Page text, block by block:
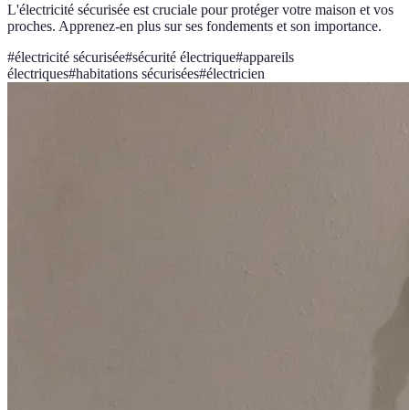
L'électricité sécurisée est cruciale pour protéger votre maison et vos
proches. Apprenez-en plus sur ses fondements et son importance.
#électricité sécurisée#sécurité électrique#appareils
électriques#habitations sécurisées#électricien